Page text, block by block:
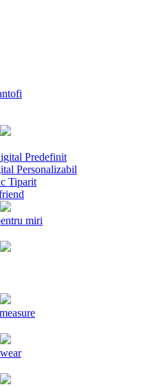
Predefinit
Personalizabil
Tiparit
miri